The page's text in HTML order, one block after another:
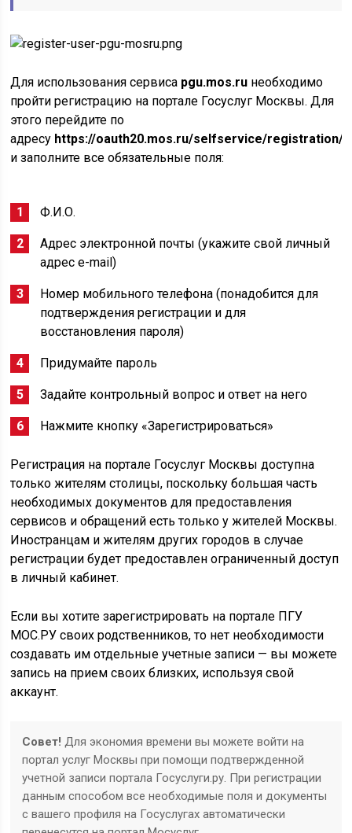
Для использования сервиса pgu.mos.ru необходимо
пройти регистрацию на портале Госуслуг Москвы. Для
этого перейдите по
адресу https://oauth20.mos.ru/selfservice/registration/
и заполните все обязательные поля:
Ф.И.О.
Адрес электронной почты (укажите свой личный
адрес e-mail)
Номер мобильного телефона (понадобится для
подтверждения регистрации и для
восстановления пароля)
Придумайте пароль
Задайте контрольный вопрос и ответ на него
Нажмите кнопку «Зарегистрироваться»
Регистрация на портале Госуслуг Москвы доступна
только жителям столицы, поскольку большая часть
необходимых документов для предоставления
сервисов и обращений есть только у жителей Москвы.
Иностранцам и жителям других городов в случае
регистрации будет предоставлен ограниченный доступ
в личный кабинет.
Если вы хотите зарегистрировать на портале ПГУ
МОС.РУ своих родственников, то нет необходимости
создавать им отдельные учетные записи — вы можете
запись на прием своих близких, используя свой
аккаунт.
Совет! Для экономия времени вы можете войти на
портал услуг Москвы при помощи подтвержденной
учетной записи портала Госуслуги.ру. При регистрации
данным способом все необходимые поля и документы
с вашего профиля на Госуслугах автоматически